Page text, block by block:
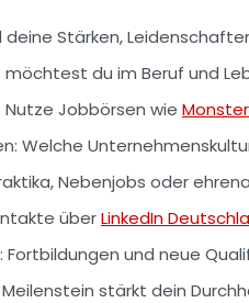
deine Stärken,
möchtest du im Beruf und
Nutze Jobbörsen wie
Welche
Nebenjobs oder
überLinkedIn
Fortbildungen und neue
stärkt dein